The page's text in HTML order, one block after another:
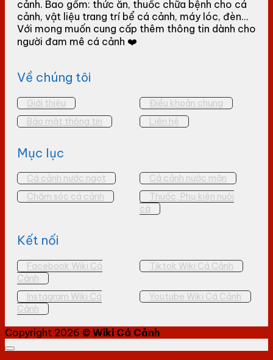
cảnh. Bao gồm: thức ăn, thuốc chữa bệnh cho cá
cảnh, vật liệu trang trí bể cá cảnh, máy lóc, đèn...
Với mong muốn cung cấp thêm thông tin dành cho
người đam mê cá cảnh ❤️
Về chúng tôi
Giới thiệu
Điều khoản chung
Bảo mật thông tin
Liên hệ
Mục lục
Cá cảnh nước ngọt
Cá cảnh nước mặn
Chăm sóc cá cảnh
Thuốc, Phụ kiện nuôi
cá
Kết nối
Facebook Wiki Cá
Cảnh
Tiktok Wiki Cá Cảnh
Instagram Wiki Cá
Cảnh
Youtube Wiki Cá Cảnh
Copyright 2026 © Wiki Cá Cảnh